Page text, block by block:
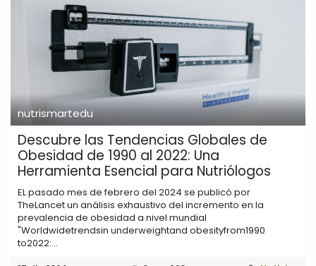
nutrismartedu
Descubre las Tendencias Globales de
Obesidad de 1990 al 2022: Una
Herramienta Esencial para Nutriólogos
EL pasado mes de febrero del 2024 se publicó por
TheLancet un análisis exhaustivo del incremento en la
prevalencia de obesidad a nivel mundial
"Worldwidetrendsin underweightand obesityfrom1990
to2022:...